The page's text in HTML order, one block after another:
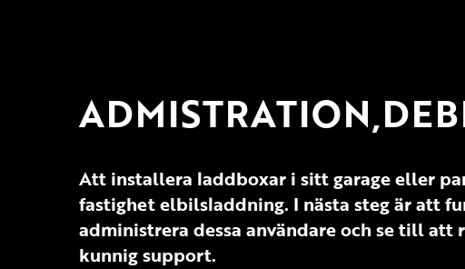
Att installera laddboxar i sitt garage eller
fastighet elbilsladdning. I nästa steg är att
administrera dessa användare och se till
kunnig support.